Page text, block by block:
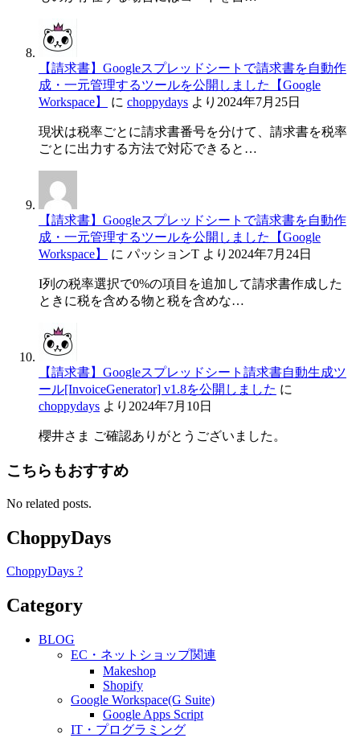
【請求書】Googleスプレッドシートで請求書を自動作
成・一元管理するツールを公開しました【Google
Workspace】
に choppydays より 2024年7月25日
現状は税率ごとに請求書番号を分けて、請求書を税率
ごとに出力する方法で対応できると…
【請求書】Googleスプレッドシートで請求書を自動作
成・一元管理するツールを公開しました【Google
Workspace】
に パッションT より 2024年7月24日
I列の税率選択で0%の項目を追加して請求書作成した
ときに税を含める物と税を含めな…
【請求書】Googleスプレッドシート請求書自動生成ツ
ール[InvoiceGenerator] v1.8を公開しました に
choppydays より 2024年7月10日
櫻井さま ご確認ありがとうございました。
こちらもおすすめ
No related posts.
ChoppyDays
ChoppyDays ?
Category
BLOG
EC・ネットショップ関連
Makeshop
Shopify
Google Workspace(G Suite)
Google Apps Script
IT・プログラミング